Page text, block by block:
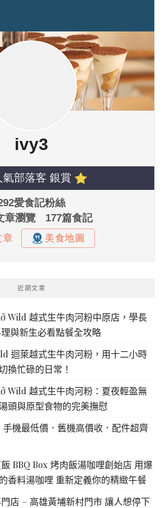
近期文章
Wild 越式生牛肉河粉中原店，學長
與新生必看點餐全攻略
迴萊越式生牛肉河粉，用十二小時
換忙碌的日常！
Wild 越式生牛肉河粉：夏夜輕盈無
頭與原型食物的完美撫慰
機最低價．舊機高價收．配件超齊
BBQ Box 烤肉飯湯咖哩創始店 用爆
香料湯咖哩 重新定義你的精緻午餐
店 – 高雄黃埔新村門市 讓人想停下